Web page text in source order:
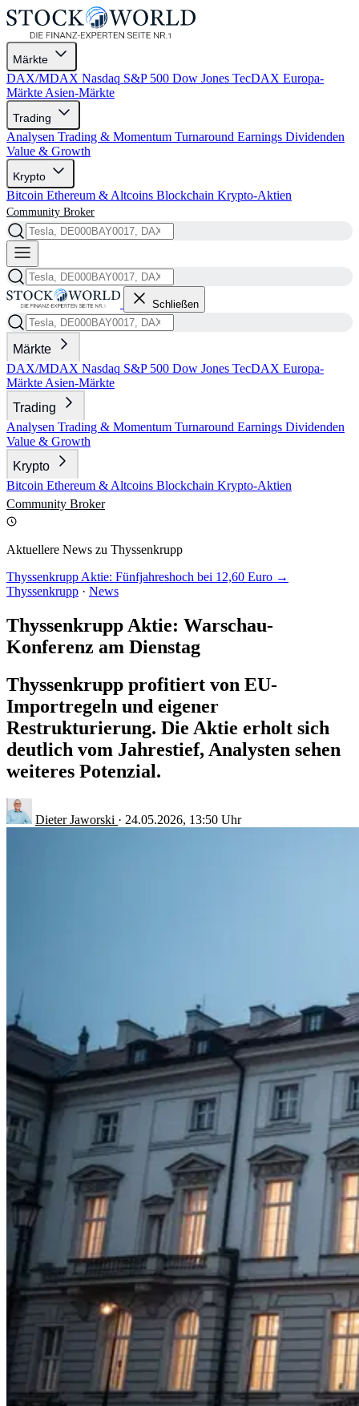
Märkte
DAX/MDAX Nasdaq S&P 500 Dow Jones TecDAX Europa-
Märkte Asien-Märkte
Trading
Analysen Trading & Momentum Turnaround Earnings Dividenden
Value & Growth
Krypto
Bitcoin Ethereum & Altcoins Blockchain Krypto-Aktien
Community Broker
Schließen
Märkte
DAX/MDAX Nasdaq S&P 500 Dow Jones TecDAX Europa-
Märkte Asien-Märkte
Trading
Analysen Trading & Momentum Turnaround Earnings Dividenden
Value & Growth
Krypto
Bitcoin Ethereum & Altcoins Blockchain Krypto-Aktien
Community Broker
Aktuellere News zu Thyssenkrupp
Thyssenkrupp Aktie: Fünfjahreshoch bei 12,60 Euro →
Thyssenkrupp · News
Thyssenkrupp Aktie: Warschau-
Konferenz am Dienstag
Thyssenkrupp profitiert von EU-
Importregeln und eigener
Restrukturierung. Die Aktie erholt sich
deutlich vom Jahrestief, Analysten sehen
weiteres Potenzial.
Dieter Jaworski · 24.05.2026, 13:50 Uhr